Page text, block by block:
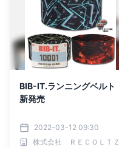
BIB-IT.ランニングベルト
新発売
2022-03-12 09:30
株式会社 ＲＥＣＯＬＴＺ